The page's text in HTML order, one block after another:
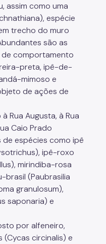
assim como uma
espécie
trecho do muro
são as
comportamento
preta, ipê-de-
mimoso e
de ações de
Rua Augusta, à Rua
Caio Prado
espécies como ipê
ipê-roxo
mirindiba-rosa
brasil (Paubrasilia
granulosum),
saponaria) e
por alfeneiro,
circinalis) e